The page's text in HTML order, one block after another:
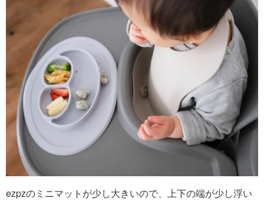
ezpzのミニマットが少し大きいので、上下の端が少し浮い